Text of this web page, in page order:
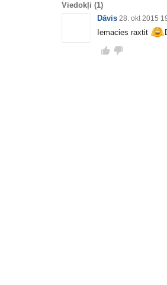
Viedokļi (1)
Dāvis 28. okt 2015
Iemacies raxtit